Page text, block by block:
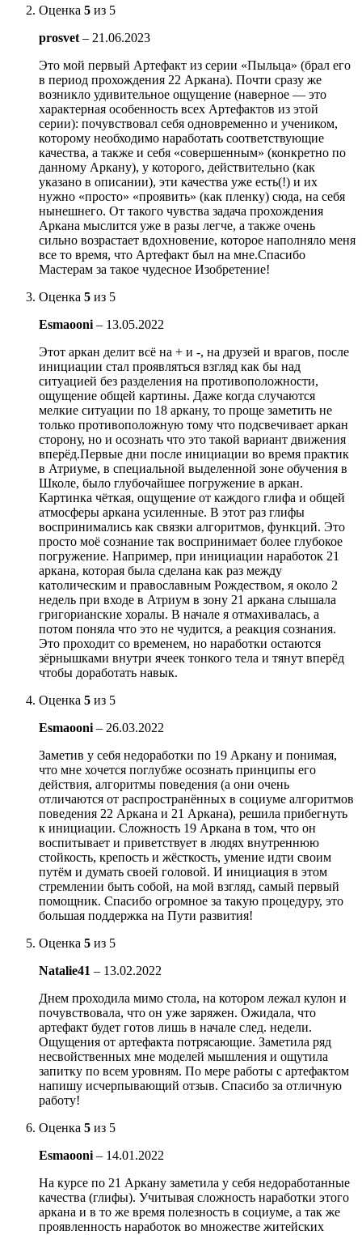
Оценка 5 из 5
prosvet – 21.06.2023
Это мой первый Артефакт из серии «Пыльца» (брал его
в период прохождения 22 Аркана). Почти сразу же
возникло удивительное ощущение (наверное — это
характерная особенность всех Артефактов из этой
серии): почувствовал себя одновременно и учеником,
которому необходимо наработать соответствующие
качества, а также и себя «совершенным» (конкретно по
данному Аркану), у которого, действительно (как
указано в описании), эти качества уже есть(!) и их
нужно «просто» «проявить» (как пленку) сюда, на себя
нынешнего. От такого чувства задача прохождения
Аркана мыслится уже в разы легче, а также очень
сильно возрастает вдохновение, которое наполняло меня
все то время, что Артефакт был на мне.Спасибо
Мастерам за такое чудесное Изобретение!
Оценка 5 из 5
Esmaooni – 13.05.2022
Этот аркан делит всё на + и -, на друзей и врагов, после
инициации стал проявляться взгляд как бы над
ситуацией без разделения на противоположности,
ощущение общей картины. Даже когда случаются
мелкие ситуации по 18 аркану, то проще заметить не
только противоположную тому что подсвечивает аркан
сторону, но и осознать что это такой вариант движения
вперёд.Первые дни после инициации во время практик
в Атриуме, в специальной выделенной зоне обучения в
Школе, было глубочайшее погружение в аркан.
Картинка чёткая, ощущение от каждого глифа и общей
атмосферы аркана усиленные. В этот раз глифы
воспринимались как связки алгоритмов, функций. Это
просто моё сознание так воспринимает более глубокое
погружение. Например, при инициации наработок 21
аркана, которая была сделана как раз между
католическим и православным Рождеством, я около 2
недель при входе в Атриум в зону 21 аркана слышала
григорианские хоралы. В начале я отмахивалась, а
потом поняла что это не чудится, а реакция сознания.
Это проходит со временем, но наработки остаются
зёрнышками внутри ячеек тонкого тела и тянут вперёд
чтобы доработать навык.
Оценка 5 из 5
Esmaooni – 26.03.2022
Заметив у себя недоработки по 19 Аркану и понимая,
что мне хочется поглубже осознать принципы его
действия, алгоритмы поведения (а они очень
отличаются от распространённых в социуме алгоритмов
поведения 22 Аркана и 21 Аркана), решила прибегнуть
к инициации. Сложность 19 Аркана в том, что он
воспитывает и приветствует в людях внутреннюю
стойкость, крепость и жёсткость, умение идти своим
путём и думать своей головой. И инициация в этом
стремлении быть собой, на мой взгляд, самый первый
помощник. Спасибо огромное за такую процедуру, это
большая поддержка на Пути развития!
Оценка 5 из 5
Natalie41 – 13.02.2022
Днем проходила мимо стола, на котором лежал кулон и
почувствовала, что он уже заряжен. Ожидала, что
артефакт будет готов лишь в начале след. недели.
Ощущения от артефакта потрясающие. Заметила ряд
несвойственных мне моделей мышления и ощутила
запитку по всем уровням. По мере работы с артефактом
напишу исчерпывающий отзыв. Спасибо за отличную
работу!
Оценка 5 из 5
Esmaooni – 14.01.2022
На курсе по 21 Аркану заметила у себя недоработанные
качества (глифы). Учитывая сложность наработки этого
аркана и в то же время полезность в социуме, а так же
проявленность наработок во множестве житейских